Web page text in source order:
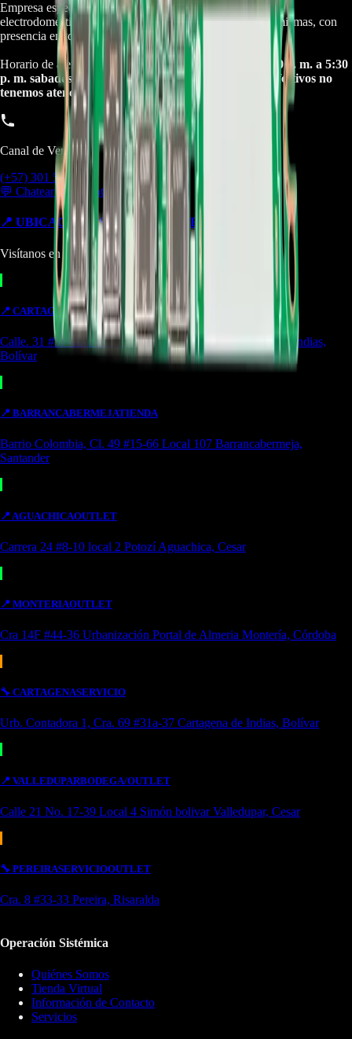
Empresa especializada en electrodomésticos, repuestos de
electrodomésticos, motos electricas y repuestos para las mismas, con
presencia en toda Colombia.
Horario de atención Call Center: lunes a viernes de 8:30 a. m. a 5:30
p. m. sabados de 9:00 a. m. a 1:00 p. m. Domingos y festivos no
tenemos atencion online.
Canal de Ventas!!
(+57) 301 5739461
💬 Chatear por WhatsApp
📍 UBICACIONES Y SUCURSALES
Visítanos en cualquiera de nuestras tiendas
📍 CARTAGENATIENDA
Calle. 31 #57-106. CC Ejecutivos Local 130 Cartagena de Indias,
Bolívar
📍 BARRANCABERMEJATIENDA
Barrio Colombia, Cl. 49 #15-66 Local 107 Barrancabermeja,
Santander
📍 AGUACHICAOUTLET
Carrera 24 #8-10 local 2 Potozí Aguachica, Cesar
📍 MONTERIAOUTLET
Cra 14F #44-36 Urbanización Portal de Almeria Montería, Córdoba
🔧 CARTAGENASERVICIO
Urb. Contadora 1, Cra. 69 #31a-37 Cartagena de Indias, Bolívar
📍 VALLEDUPARBODEGA/OUTLET
Calle 21 No. 17-39 Local 4 Simón bolivar Valledupar, Cesar
🔧 PEREIRASERVICIOOUTLET
Cra. 8 #33-33 Pereira, Risaralda
Operación Sistémica
Quiénes Somos
Tienda Virtual
Información de Contacto
Servicios